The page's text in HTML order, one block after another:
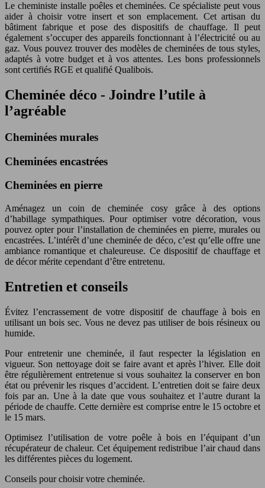
Le cheministe installe poêles et cheminées. Ce spécialiste peut vous
aider à choisir votre insert et son emplacement. Cet artisan du
bâtiment fabrique et pose des dispositifs de chauffage. Il peut
également s’occuper des appareils fonctionnant à l’électricité ou au
gaz. Vous pouvez trouver des modèles de cheminées de tous styles,
adaptés à votre budget et à vos attentes. Les bons professionnels
sont certifiés RGE et qualifié Qualibois.
Cheminée déco - Joindre l’utile à
l’agréable
Cheminées murales
Cheminées encastrées
Cheminées en pierre
Aménagez un coin de cheminée cosy grâce à des options
d’habillage sympathiques. Pour optimiser votre décoration, vous
pouvez opter pour l’installation de cheminées en pierre, murales ou
encastrées. L’intérêt d’une cheminée de déco, c’est qu’elle offre une
ambiance romantique et chaleureuse. Ce dispositif de chauffage et
de décor mérite cependant d’être entretenu.
Entretien et conseils
Évitez l’encrassement de votre dispositif de chauffage à bois en
utilisant un bois sec. Vous ne devez pas utiliser de bois résineux ou
humide.
Pour entretenir une cheminée, il faut respecter la législation en
vigueur. Son nettoyage doit se faire avant et après l’hiver. Elle doit
être régulièrement entretenue si vous souhaitez la conserver en bon
état ou prévenir les risques d’accident. L’entretien doit se faire deux
fois par an. Une à la date que vous souhaitez et l’autre durant la
période de chauffe. Cette dernière est comprise entre le 15 octobre et
le 15 mars.
Optimisez l’utilisation de votre poêle à bois en l’équipant d’un
récupérateur de chaleur. Cet équipement redistribue l’air chaud dans
les différentes pièces du logement.
Conseils pour choisir votre cheminée.